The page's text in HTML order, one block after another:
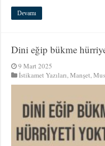
Devamı
Dini eğip bükme
9 Mart 2025
İstikamet Yazıları,Manşet,